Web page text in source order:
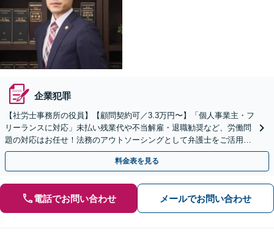
企業犯罪
【社労士事務所の役員】【顧問契約可／3.3万円〜】「個人事業主・フ
リーランスに対応」未払い残業代や不当解雇・退職勧奨など、労働問
題の対応はお任せ！法務のアウトソーシングとして弁護士をご活用く
ださい【休日・夜間相談可】
料金表を見る
電話でお問い合わせ メールでお問い合わせ